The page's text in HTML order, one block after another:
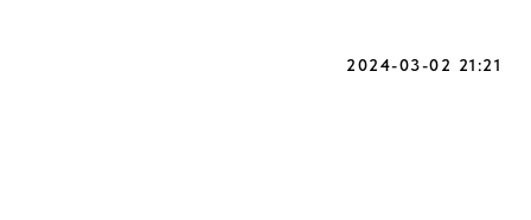
2024-03-02 21:21